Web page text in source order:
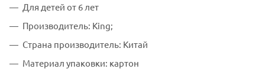
Для детей от 6 лет
Производитель: King;
Страна производитель: Китай
Материал упаковки: картон